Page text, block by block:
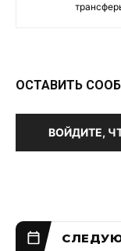
ОСТАВИТЬ
ВОЙДИТЕ,